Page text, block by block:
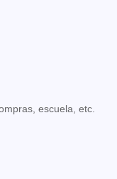
escuela, etc.